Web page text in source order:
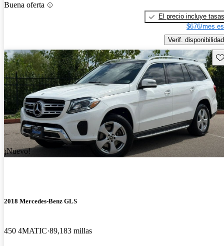
Buena oferta
El precio incluye tasas
$676/mes
Verif. disponibilidad
¡Nuevo!
2018 Mercedes-Benz GLS
450 4MATIC 89,183 millas